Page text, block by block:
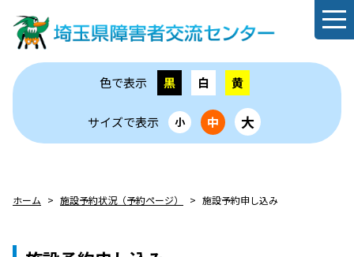
色で表示 黒 白 黄
サイズで表示 小 中 大
ホーム 施設予約状況（予約ページ） 施設予約申し込み